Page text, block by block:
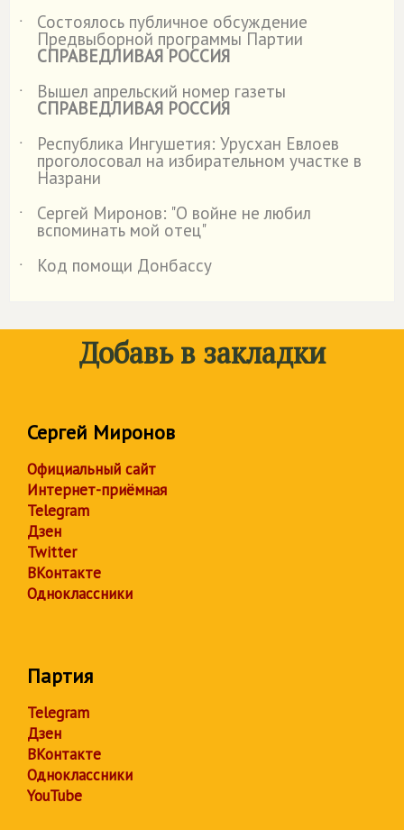
˙ Состоялось публичное обсуждение
Предвыборной программы Партии
СПРАВЕДЛИВАЯ РОССИЯ
˙
Вышел апрельский номер газеты
СПРАВЕДЛИВАЯ РОССИЯ
˙
Республика Ингушетия: Урусхан Евлоев
проголосовал на избирательном участке в
Назрани
˙
Сергей Миронов: "О войне не любил
вспоминать мой отец"
˙
Код помощи Донбассу
Добавь в закладки
Сергей Миронов
Официальный сайт
Интернет-приёмная
Telegram
Дзен
Twitter
ВКонтакте
Одноклассники
Партия
Telegram
Дзен
ВКонтакте
Одноклассники
YouTube